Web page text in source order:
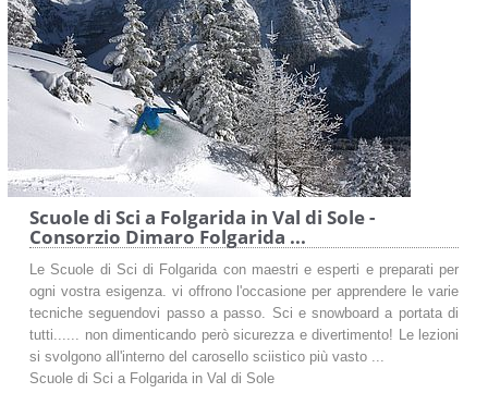
Scuole di Sci a Folgarida in Val di Sole -
Consorzio Dimaro Folgarida ...
Le Scuole di Sci di Folgarida con maestri e esperti e preparati per
ogni vostra esigenza. vi offrono l'occasione per apprendere le varie
tecniche seguendovi passo a passo. Sci e snowboard a portata di
tutti...... non dimenticando però sicurezza e divertimento! Le lezioni
si svolgono all'interno del carosello sciistico più vasto ...
Scuole di Sci a Folgarida in Val di Sole